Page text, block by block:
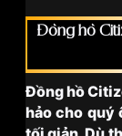
Đồng hồ
Đồng hồ
hảo cho quý